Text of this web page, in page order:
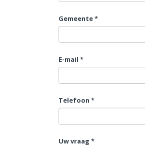
Gemeente *
E-mail *
Telefoon *
Uw vraag *